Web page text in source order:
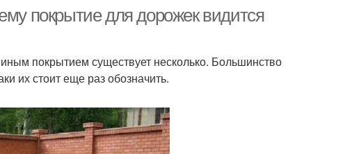
покрытие для дорожек видится
покрытием существует несколько. Большинство
их стоит еще раз обозначить.